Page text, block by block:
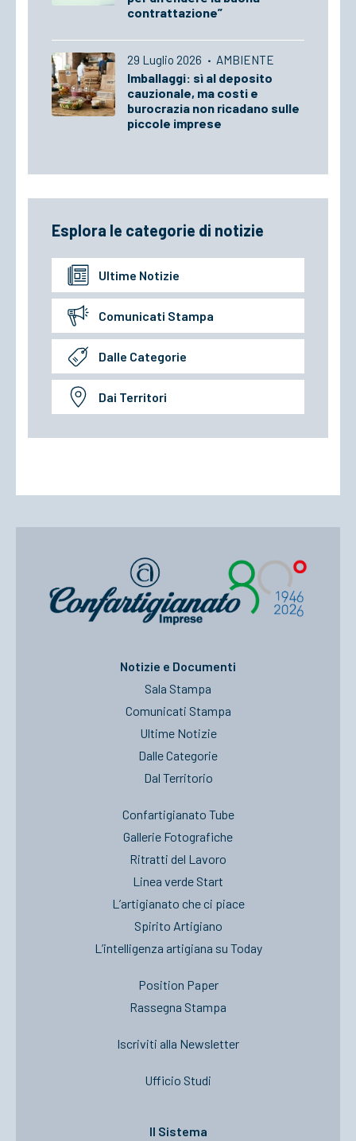
contrattazione”
29 Luglio 2026 · AMBIENTE
Imballaggi: sì al deposito
cauzionale, ma costi e
burocrazia non ricadano sulle
piccole imprese
Esplora le categorie di notizie
Ultime Notizie
Comunicati Stampa
Dalle Categorie
Dai Territori
Notizie e Documenti
Sala Stampa
Comunicati Stampa
Ultime Notizie
Dalle Categorie
Dal Territorio
Confartigianato Tube
Gallerie Fotografiche
Ritratti del Lavoro
Linea verde Start
L’artigianato che ci piace
Spirito Artigiano
L’intelligenza artigiana su Today
Position Paper
Rassegna Stampa
Iscriviti alla Newsletter
Ufficio Studi
Il Sistema